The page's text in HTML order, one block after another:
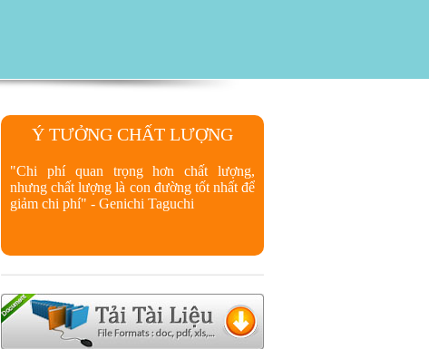
Ý TƯỞNG CHẤT LƯỢNG
"Chi phí quan trọng hơn chất lượng,
nhưng chất lượng là con đường tốt nhất để
giảm chi phí" - Genichi Taguchi